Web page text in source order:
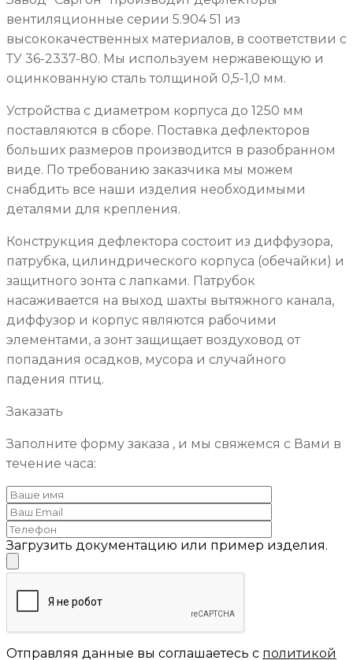
вентиляционные серии 5.904 51 из
высококачественных материалов, в соответствии с
ТУ 36-2337-80. Мы используем нержавеющую и
оцинкованную сталь толщиной 0,5-1,0 мм.
Устройства с диаметром корпуса до 1250 мм
поставляются в сборе. Поставка дефлекторов
больших размеров производится в разобранном
виде. По требованию заказчика мы можем
снабдить все наши изделия необходимыми
деталями для крепления.
Конструкция дефлектора состоит из диффузора,
патрубка, цилиндрического корпуса (обечайки) и
защитного зонта с лапками. Патрубок
насаживается на выход шахты вытяжного канала,
диффузор и корпус являются рабочими
элементами, а зонт защищает воздуховод от
попадания осадков, мусора и случайного
падения птиц.
Заказать
Заполните форму заказа , и мы свяжемся с Вами в
течение часа:
Загрузить документацию или пример изделия.
Отправляя данные вы соглашаетесь с политикой